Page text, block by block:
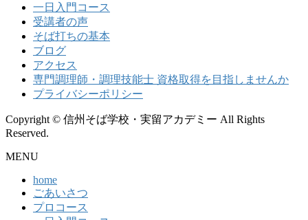
一日入門コース
受講者の声
そば打ちの基本
ブログ
アクセス
専門調理師・調理技能士 資格取得を目指しませんか
プライバシーポリシー
Copyright © 信州そば学校・実留アカデミー All Rights
Reserved.
MENU
home
ごあいさつ
プロコース